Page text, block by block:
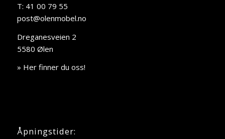
T: 41 00 79 55
post@olenmobel.no
Dreganesveien 2
5580 Ølen
» Her finner du oss!
Åpningstider: